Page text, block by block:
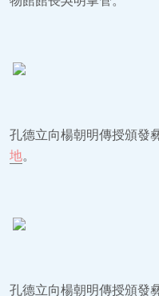
孔德立向楊朝明傳授頒發
地。
孔德立向楊朝明傳授頒發